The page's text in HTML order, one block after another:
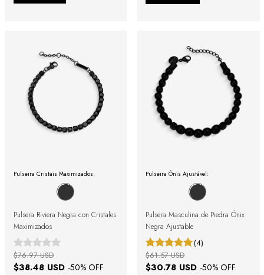
Pulseira Cristais Maximizados:
Pulsera Riviera Negra con Cristales
Maximizados
$38.48 USD -50% OFF
$76.97 USD
Pulseira Ônis Ajustável:
Pulsera Masculina de Piedra Ónix
Negra Ajustable
(4)
$30.78 USD -50% OFF
$61.57 USD